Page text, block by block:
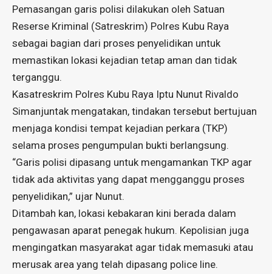
Pemasangan garis polisi dilakukan oleh Satuan
Reserse Kriminal (Satreskrim) Polres Kubu Raya
sebagai bagian dari proses penyelidikan untuk
memastikan lokasi kejadian tetap aman dan tidak
terganggu.
Kasatreskrim Polres Kubu Raya Iptu Nunut Rivaldo
Simanjuntak mengatakan, tindakan tersebut bertujuan
menjaga kondisi tempat kejadian perkara (TKP)
selama proses pengumpulan bukti berlangsung.
“Garis polisi dipasang untuk mengamankan TKP agar
tidak ada aktivitas yang dapat mengganggu proses
penyelidikan,” ujar Nunut.
Ditambah kan, lokasi kebakaran kini berada dalam
pengawasan aparat penegak hukum. Kepolisian juga
mengingatkan masyarakat agar tidak memasuki atau
merusak area yang telah dipasang police line.